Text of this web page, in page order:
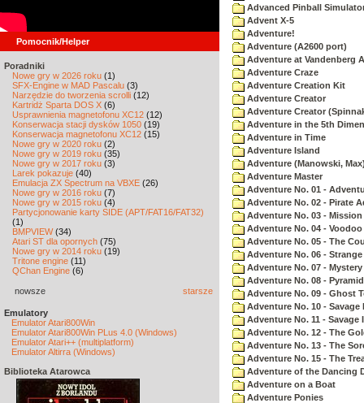
Pomocnik/Helper
Poradniki
Nowe gry w 2026 roku (1)
SFX-Engine w MAD Pascalu (3)
Narzędzie do tworzenia scrolli (12)
Kartridż Sparta DOS X (6)
Usprawnienia magnetofonu XC12 (12)
Konserwacja stacji dysków 1050 (19)
Konserwacja magnetofonu XC12 (15)
Nowe gry w 2020 roku (2)
Nowe gry w 2019 roku (35)
Nowe gry w 2017 roku (3)
Larek pokazuje (40)
Emulacja ZX Spectrum na VBXE (26)
Nowe gry w 2016 roku (7)
Nowe gry w 2015 roku (4)
Partycjonowanie karty SIDE (APT/FAT16/FAT32)
(1)
BMPVIEW(34)
Atari ST dla opornych (75)
Nowe gry w 2014 roku (19)
Tritone engine (11)
QChan Engine (6)
nowsze starsze
Emulatory
Emulator Atari800Win
Emulator Atari800Win PLus 4.0 (Windows)
Emulator Atari++ (multiplatform)
Emulator Altirra (Windows)
Biblioteka Atarowca
Advanced Pinball
Advent X-5
Adventure!
Adventure (A2600 port)
Adventure at Vandenberg
Adventure Craze
Adventure Creation Kit
Adventure Creator
Adventure Creator
Adventure in the 5th
Adventure in Time
Adventure Island
Adventure (Manowski,
Adventure Master
Adventure No. 01 -
Adventure No. 02 - Pirate
Adventure No. 03 -
Adventure No. 04 - Voodoo
Adventure No. 05 - The
Adventure No. 06 -
Adventure No. 07 -
Adventure No. 08 -
Adventure No. 09 - Ghost
Adventure No. 10 - Savage
Adventure No. 11 - Savage
Adventure No. 12 - The
Adventure No. 13 - The
Adventure No. 15 - The
Adventure of the Dancing
Adventure on a Boat
Adventure Ponies